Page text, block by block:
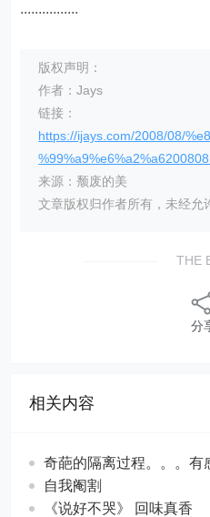
................
版权声明：
作者：Jays
链接：
https://ijays.com/2008/08/
来源：颓废的美
文章版权归作者所有，未经允
THE
分
相关内容
奇葩的隔离过程。。。有
自我阉割
《说好不哭》 回味真香